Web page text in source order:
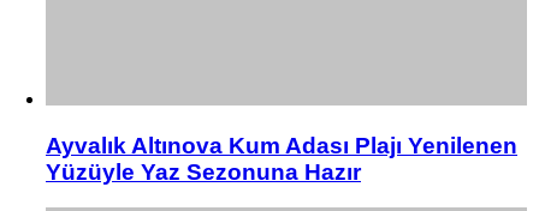
Ayvalık Altınova Kum Adası Plajı Yenilenen
Yüzüyle Yaz Sezonuna Hazır